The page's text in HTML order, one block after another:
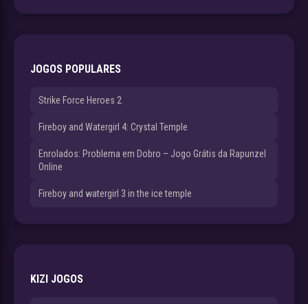
JOGOS POPULARES
Strike Force Heroes 2
Fireboy and Watergirl 4: Crystal Temple
Enrolados: Problema em Dobro – Jogo Grátis da Rapunzel
Online
Fireboy and watergirl 3 in the ice temple
KIZI JOGOS